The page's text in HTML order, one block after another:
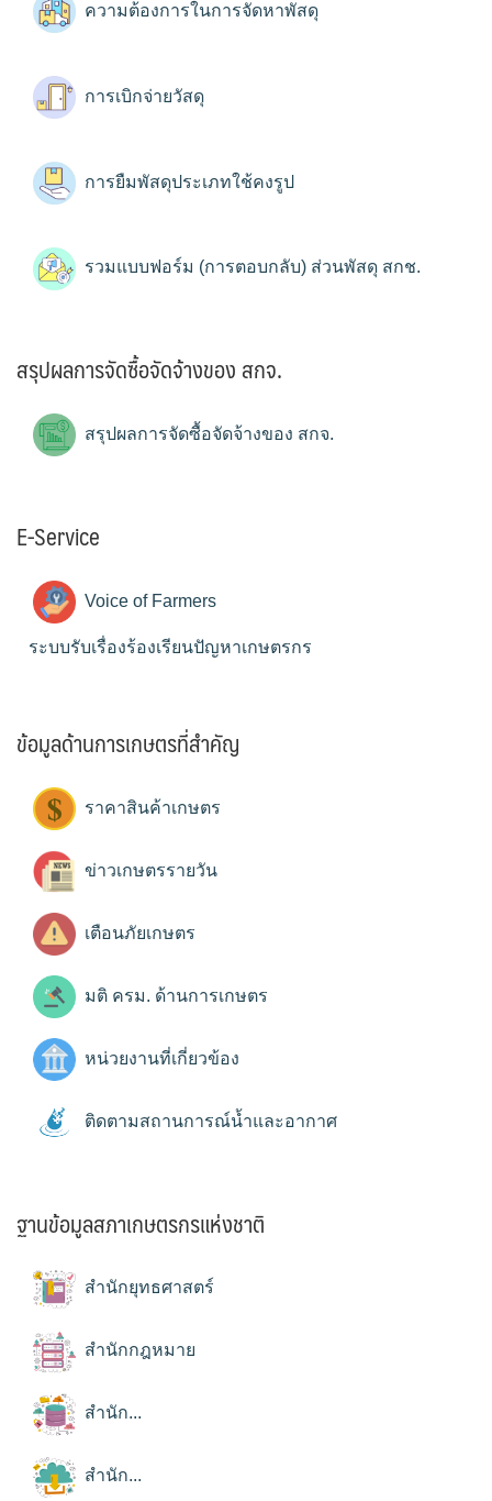
ความต้องการในการจัดหาพัสดุ
การเบิกจ่ายวัสดุ
การยืมพัสดุประเภทใช้คงรูป
รวมแบบฟอร์ม (การตอบกลับ) ส่วนพัสดุ สกช.
สรุปผลการจัดซื้อจัดจ้างของ สกจ.
สรุปผลการจัดซื้อจัดจ้างของ สกจ.
E-Service
Voice of Farmers
ระบบรับเรื่องร้องเรียนปัญหาเกษตรกร
ข้อมูลด้านการเกษตรที่สำคัญ
ราคาสินค้าเกษตร
ข่าวเกษตรรายวัน
เตือนภัยเกษตร
มติ ครม. ด้านการเกษตร
หน่วยงานที่เกี่ยวข้อง
ติดตามสถานการณ์น้ำและอากาศ
ฐานข้อมูลสภาเกษตรกรแห่งชาติ
สำนักยุทธศาสตร์
สำนักกฎหมาย
สำนัก...
สำนัก...